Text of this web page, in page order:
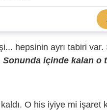
hepsinin ayrı tabiri
Sonunda içinde kalan o
O his iyiye mi işaret